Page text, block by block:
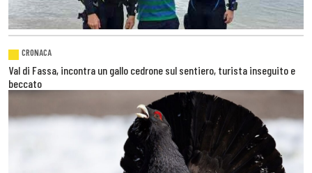
CRONACA
Val di Fassa, incontra un gallo cedrone sul sentiero, turista inseguito e
beccato